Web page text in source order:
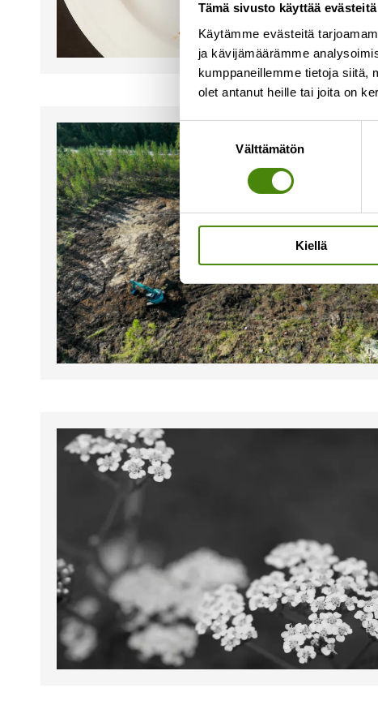
Tämä sivusto käyttää evästeitä
Käytämme evästeitä
ja kävijämäärämme
kumppaneillemme tietoja siitä,
olet antanut heille tai joita on
Suostumuksen
valinta
Välttämätön
Kiellä